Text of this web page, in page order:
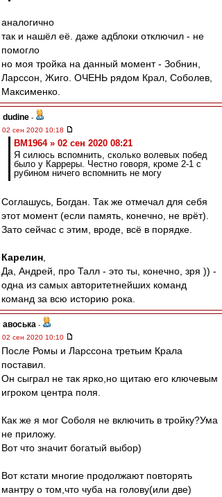
аналогично
так и нашёл её. даже адблоки отключил - не
помогло
но моя тройка на данный момент - Зобнин,
Ларссон, Жиго. ОЧЕНЬ рядом Крал, Соболев,
Максименко.
dudine -
02 сен 2020 10:18
BM1964 » 02 сен 2020 08:21
Я силюсь вспомнить, сколько волевых побед
было у Карреры. Честно говоря, кроме 2-1 с
рубином ничего вспомнить не могу
Соглашусь, Богдан. Так же отмечал для себя
этот момент (если память, конечно, не врёт).
Зато сейчас с этим, вроде, всё в порядке.
Карелин
Да, Андрей, про Талл - это ты, конечно, зря )) -
одна из самых авторитетнейших команд
команд за всю историю рока.
авоська -
02 сен 2020 10:10
После Ромы и Ларссона третьим Крала
поставил.
Он сыграл не так ярко,но щитаю его ключевым
игроком центра поля.
Как же я мог Соболя не включить в тройку?Ума
не приложу.
Вот что значит богатый выбор)
Вот кстати многие продолжают повторять
мантру о том,что чуба на голову(или две)